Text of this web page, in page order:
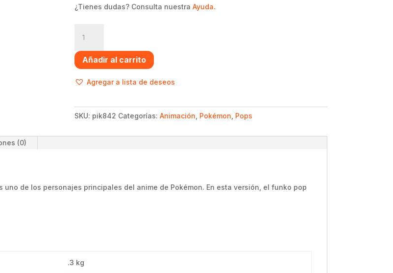
¿Tienes dudas? Consulta nuestra Ayuda.
pop
Pikachu
sentado
Pokémon
Añadir al carrito
Agregar a lista de deseos
SKU: pik842 Categorías: Animación Pokémon Pops
(0)
uno de los personajes principales del anime de Pokémon. En esta versión, el funko pop
.3 kg